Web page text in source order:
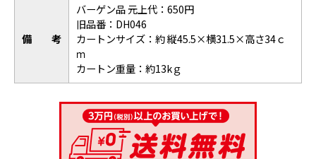
備考
バーゲン品 元上代：650円
旧品番：DH046
カートンサイズ：約 縦45.5×横31.5×高さ34ｃ
ｍ
カートン重量：約13kｇ